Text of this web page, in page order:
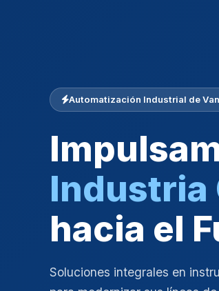
Automatización Industrial de
Industria
hacia el
Soluciones integrales en